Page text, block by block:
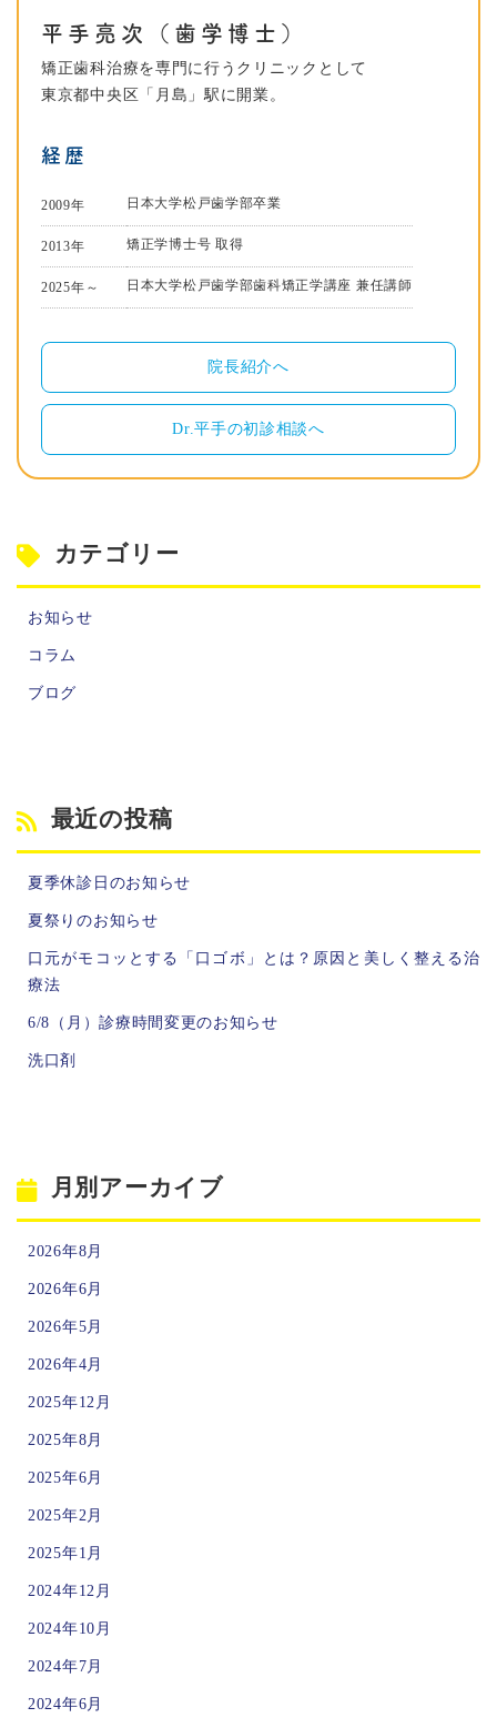
平手亮次（歯学博士）
矯正歯科治療を専門に行うクリニックとして
東京都中央区「月島」駅に開業。
経歴
2009年 日本大学松戸歯学部卒業
2013年 矯正学博士号 取得
2025年～ 日本大学松戸歯学部歯科矯正学講座 兼任講師
院長紹介へ
Dr.平手の初診相談へ
カテゴリー
お知らせ
コラム
ブログ
最近の投稿
夏季休診日のお知らせ
夏祭りのお知らせ
口元がモコッとする「口ゴボ」とは？原因と美しく整える治
療法
6/8（月）診療時間変更のお知らせ
洗口剤
月別アーカイブ
2026年8月
2026年6月
2026年5月
2026年4月
2025年12月
2025年8月
2025年6月
2025年2月
2025年1月
2024年12月
2024年10月
2024年7月
2024年6月